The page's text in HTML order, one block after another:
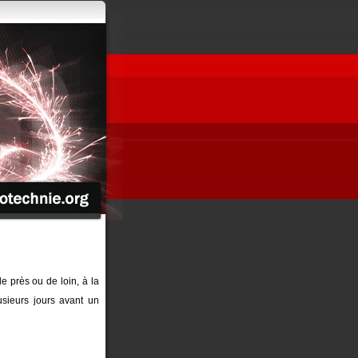
près ou de loin, à la
jours avant un